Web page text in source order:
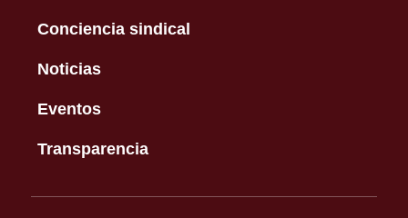
Conciencia sindical
Noticias
Eventos
Transparencia